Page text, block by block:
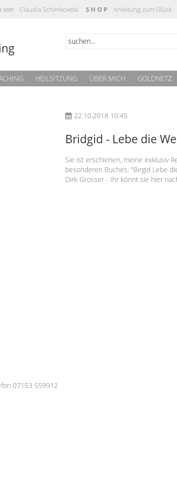
von Claudia Schimkowski S H O P Anleitung zum Glück
HEILSITZUNG ÜBER MICH GOLDNETZ
22.10.2018 10:45
Bridgid - Lebe die
Sie ist erschienen, meine exklusiv
besonderen Buches: "Birgid Lebe
Dirk Grosser - Ihr könnt sie hier
07153 559912